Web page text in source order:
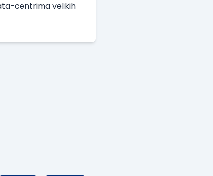
centrima velikih